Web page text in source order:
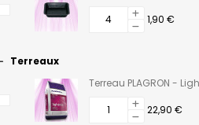
1,90 €
Terreaux
Terreau PLAGRON -
22,90 €